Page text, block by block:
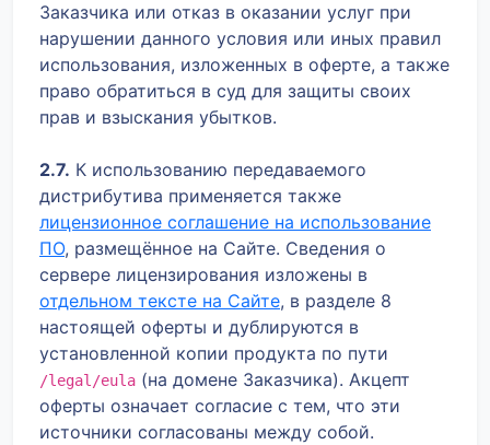
Заказчика или отказ в оказании услуг при
нарушении данного условия или иных правил
использования, изложенных в оферте, а также
право обратиться в суд для защиты своих
прав и взыскания убытков.
2.7. К использованию передаваемого
дистрибутива применяется также
лицензионное соглашение на использование
ПО, размещённое на Сайте. Сведения о
сервере лицензирования изложены в
отдельном тексте на Сайте, в разделе 8
настоящей оферты и дублируются в
установленной копии продукта по пути
/legal/eula (на домене Заказчика). Акцепт
оферты означает согласие с тем, что эти
источники согласованы между собой.